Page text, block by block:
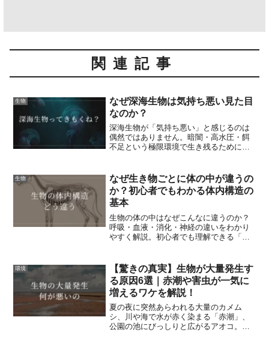
関連記事
生物
なぜ深海生物は気持ち悪い見た目
なのか？
深海生物が「気持ち悪い」と感じるのは
偶然ではありません。暗闇・高水圧・餌
不足という極限環境で生き残るために進
し、見た目の違和感の正体を納得できる
形で説明します。
生物
なぜ生き物ごとに体の中が違うの
か？初心者でもわかる体内構造の
基本
生物の体の中はなぜこんなに違うのか？
呼吸・血液・消化・神経の違いをわかり
やすく解説。初心者でも理解できる「体
環境
【驚きの真実】生物が大量発生す
る原因6選｜赤潮や害虫が一気に
増えるワケを解説！
夏の夜に突然あらわれる大量のカメム
シ、川や海で水が赤く染まる「赤潮」、
公園の池にびっしりと広がるアオコ。こ